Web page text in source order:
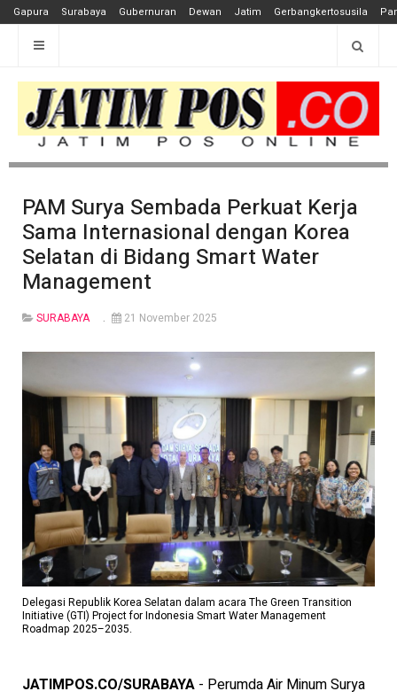
Gapura Surabaya Gubernuran Dewan Jatim Gerbangkertosusila
PAM Surya Sembada Perkuat Kerja
Sama Internasional dengan Korea
Selatan di Bidang Smart Water
Management
SURABAYA 21 November 2025
Delegasi Republik Korea Selatan dalam acara The Green Transition
Initiative (GTI) Project for Indonesia Smart Water Management
Roadmap 2025–2035.
JATIMPOS.CO/SURABAYA - Perumda Air Minum Surya